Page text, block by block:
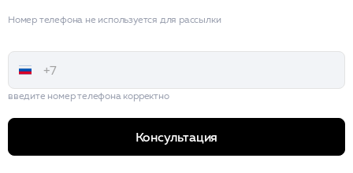
Номер телефона не используется для рассылки
введите номер телефона корректно
Консультация